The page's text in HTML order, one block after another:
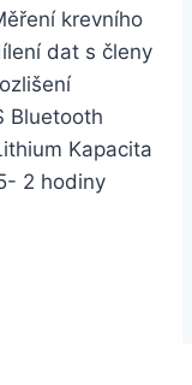
krevního
dat s členy
Bluetooth
Kapacita
2 hodiny